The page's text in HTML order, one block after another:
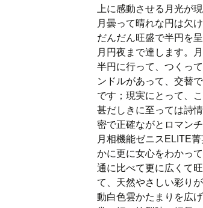
上に感動させる月光が現
月曇って晴れな円は欠
だんだん旺盛で半円を
月円夜まで達します。
半円に行って、つくっ
ンドルがあって、交替
です；現実にとって、
甚だしきに至っては詩
密で正確ながとロマン
月相機能ゼニスELITE
かに更に女心をわかっ
通に比べて更に広くて
て、天然やさしい彩り
動白色雲かたまりを広